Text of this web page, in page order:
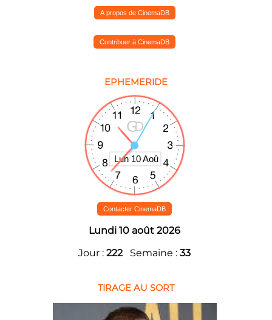
A propos de CinemaDB
Contribuer à CinemaDB
EPHEMERIDE
Contacter CinemaDB
Lundi 10 août 2026
Jour : 222Semaine : 33
TIRAGE AU SORT